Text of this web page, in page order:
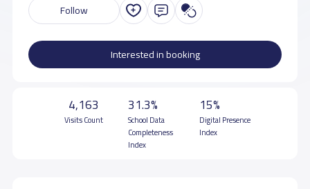
Follow
Interested in booking
4,163
Visits Count
31.3%
School Data
Completeness
Index
15%
Digital Presence
Index